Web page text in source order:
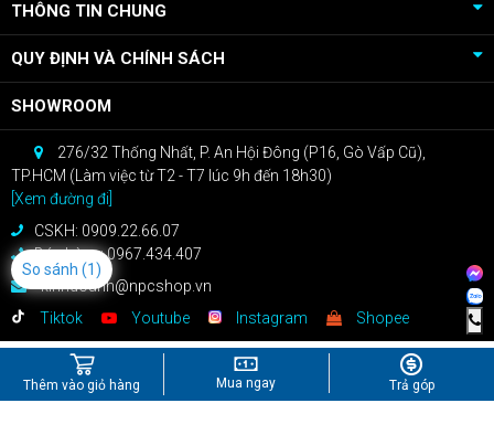
Thêm vào giỏ hàng Mua ngay Trả góp
THÔNG TIN CHUNG
QUY ĐỊNH VÀ CHÍNH SÁCH
SHOWROOM
276/32 Thống Nhất, P. An Hội Đông (P16, Gò Vấp Cũ),
TP.HCM (Làm việc từ T2 - T7 lúc 9h đến 18h30)
[Xem đường đi]
CSKH: 0909.22.66.07
Bán hàng: 0967.434.407
kinhdoanh@npcshop.vn
Tiktok
Youtube Instagram Shopee
So sánh (1)